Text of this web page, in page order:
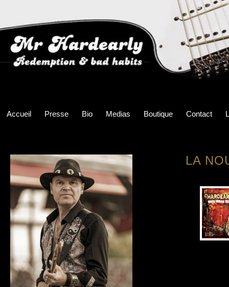
Accueil Presse Bio Medias Boutique Contact
LA